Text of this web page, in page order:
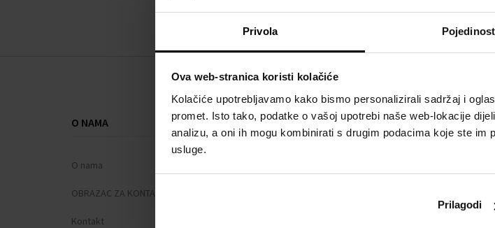
Privola
Ova web-stranica koristi kolačiće
Kolačiće upotrebljavamo kako bismo personalizirali sadržaj i
promet. Isto tako, podatke o vašoj upotrebi naše web-lokacije
analizu, a oni ih mogu kombinirati s drugim podacima koje ste
usluge.
Prilagodi
O NAMA
O nama
OBRAZAC ZA KONTAKT
Kontakt
SVE O KUPNJI NAČINI